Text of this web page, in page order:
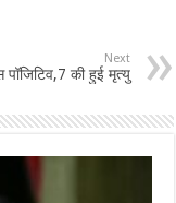
Next
पॉजिटिव,7 की हुई मृत्यु